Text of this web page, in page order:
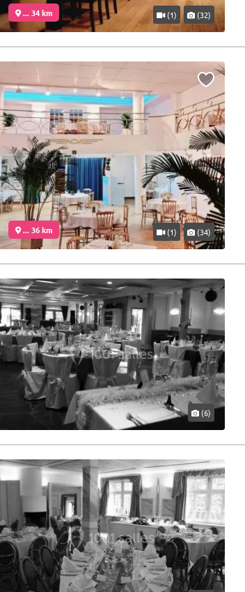
... 34 km (1) (32)
... 36 km (1) (34)
(6)